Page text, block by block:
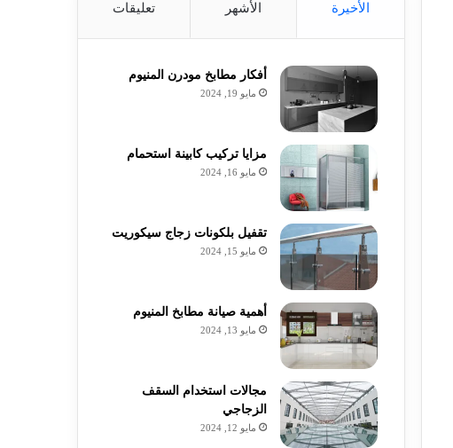
الأخيرة الأشهر تعليقات
أفكار مطابخ مودرن المنيوم
مايو 19, 2024
مزايا تركيب كابينة استحمام
مايو 16, 2024
تقفيل بلكونات زجاج سيكوريت
مايو 15, 2024
أهمية صيانة مطابخ المنيوم
مايو 13, 2024
مجالات استخدام السقف
الزجاجي
مايو 12, 2024